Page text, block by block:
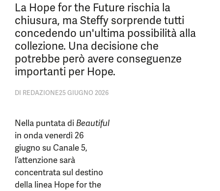
La Hope for the Future rischia la
chiusura, ma Steffy sorprende tutti
concedendo un'ultima possibilità alla
collezione. Una decisione che
potrebbe però avere conseguenze
importanti per Hope.
DI REDAZIONE25 GIUGNO 2026
Nella puntata di Beautiful
in onda venerdì 26
giugno su Canale 5,
l’attenzione sarà
concentrata sul destino
della linea Hope for the